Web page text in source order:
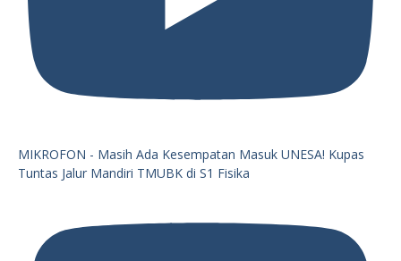
MIKROFON - Masih Ada Kesempatan Masuk UNESA! Kupas
Tuntas Jalur Mandiri TMUBK di S1 Fisika